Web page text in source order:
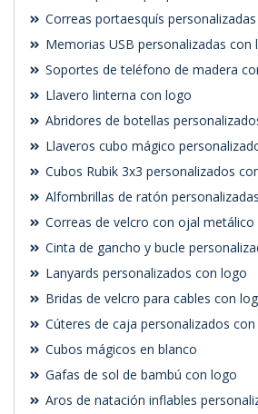
Correas portaesquís
Memorias USB personalizadas con
Soportes de teléfono de madera
Llavero linterna con logo
Abridores de botellas
Llaveros cubo mágico
Cubos Rubik 3x3 personalizados
Alfombrillas de ratón
Correas de velcro con ojal
Cinta de gancho y bucle
Lanyards personalizados con logo
Bridas de velcro para cables con
Cúteres de caja personalizados
Cubos mágicos en blanco
Gafas de sol de bambú con logo
Aros de natación inflables